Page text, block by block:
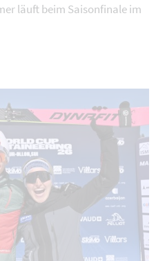
läuft beim Saisonfinale im